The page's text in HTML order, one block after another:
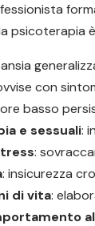
psicoterapia
con
basso
e sessuali:
:
: insicurezza
di vita: